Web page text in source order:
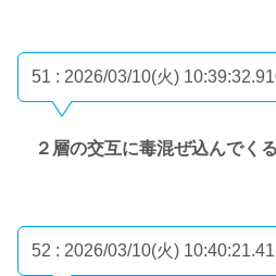
51 : 2026/03/10(火)
２層の交互に毒混ぜ込んでく
52 : 2026/03/10(火)